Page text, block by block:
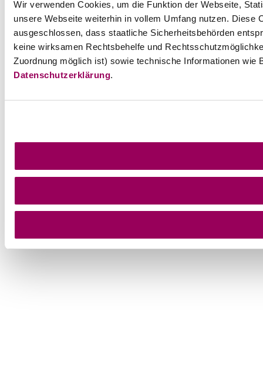
Wir verwenden Cookies, um die Funktion der Webseite,
unsere Webseite weiterhin in vollem Umfang nutzen.
ausgeschlossen, dass staatliche Sicherheitsbehörden
keine wirksamen Rechtsbehelfe und
Zuordnung möglich ist) sowie technische Informationen
Datenschutzerklärung.